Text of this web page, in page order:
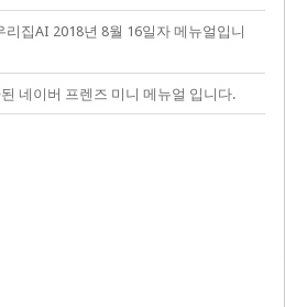
리집AI 2018년 8월 16일자 메뉴얼입니
네이버 프렌즈 미니 메뉴얼 입니다.